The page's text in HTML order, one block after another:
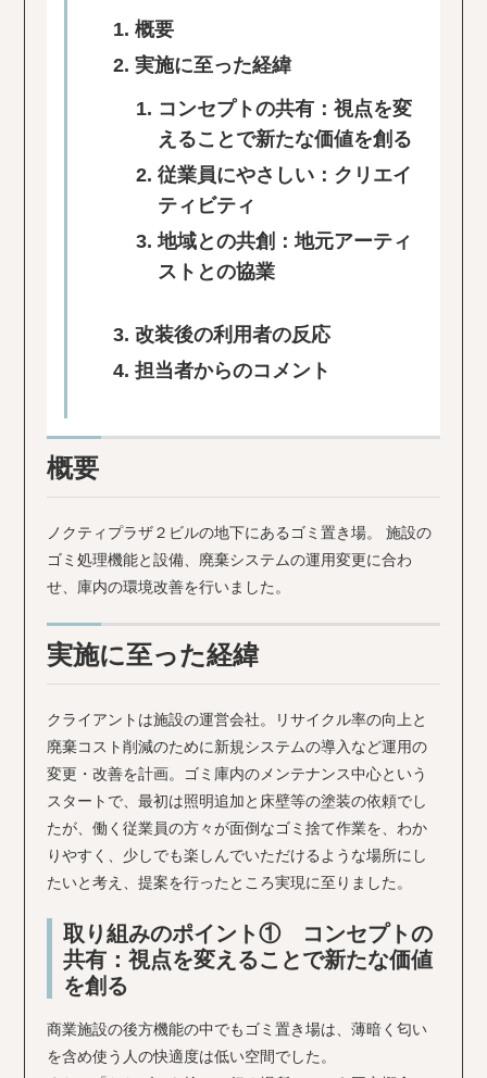
概要
実施に至った経緯
コンセプトの共有：視点を変
えることで新たな価値を創る
従業員にやさしい：クリエイ
ティビティ
地域との共創：地元アーティ
ストとの協業
改装後の利用者の反応
担当者からのコメント
概要
ノクティプラザ２ビルの地下にあるゴミ置き場。 施設の
ゴミ処理機能と設備、廃棄システムの運用変更に合わ
せ、庫内の環境改善を行いました。
実施に至った経緯
クライアントは施設の運営会社。リサイクル率の向上と
廃棄コスト削減のために新規システムの導入など運用の
変更・改善を計画。ゴミ庫内のメンテナンス中心という
スタートで、最初は照明追加と床壁等の塗装の依頼でし
たが、働く従業員の方々が面倒なゴミ捨て作業を、わか
りやすく、少しでも楽しんでいただけるような場所にし
たいと考え、提案を行ったところ実現に至りました。
取り組みのポイント① コンセプトの
共有：視点を変えることで新たな価値
を創る
商業施設の後方機能の中でもゴミ置き場は、薄暗く匂い
を含め使う人の快適度は低い空間でした。